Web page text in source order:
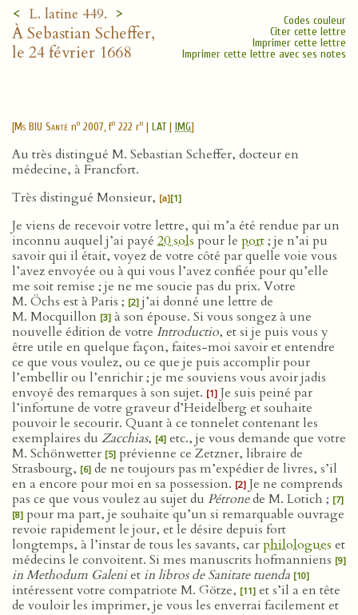
< L. latine 449. >
À Sebastian Scheffer,
le 24 février 1668
Codes couleur
Citer cette lettre
Imprimer cette lettre
Imprimer cette lettre avec ses notes
[Ms BIU Santé no 2007, fo 222 ro | LAT| IMG]
Au très distingué M. Sebastian Scheffer, docteur en
médecine, à Francfort.
Très distingué Monsieur, [a][1]
Je viens de recevoir votre lettre, qui m’a été rendue par un
inconnu auquel j’ai payé 20 sols pour le port; je n’ai pu
savoir qui il était, voyez de votre côté par quelle voie vous
l’avez envoyée ou à qui vous l’avez confiée pour qu’elle
me soit remise ; je ne me soucie pas du prix. Votre
M. Öchs est à Paris ; [2] j’ai donné une lettre de
M. Mocquillon [3] à son épouse. Si vous songez à une
nouvelle édition de votre Introductio, et si je puis vous y
être utile en quelque façon, faites-moi savoir et entendre
ce que vous voulez, ou ce que je puis accomplir pour
l’embellir ou l’enrichir ; je me souviens vous avoir jadis
envoyé des remarques à son sujet. [1] Je suis peiné par
l’infortune de votre graveur d’Heidelberg et souhaite
pouvoir le secourir. Quant à ce tonnelet contenant les
exemplaires du Zacchias, [4] etc., je vous demande que votre
M. Schönwetter [5] prévienne ce Zetzner, libraire de
Strasbourg, [6] de ne toujours pas m’expédier de livres, s’il
en a encore pour moi en sa possession. [2] Je ne comprends
pas ce que vous voulez au sujet du Pétronede M. Lotich ; [7]
[8] pour ma part, je souhaite qu’un si remarquable ouvrage
revoie rapidement le jour, et le désire depuis fort
longtemps, à l’instar de tous les savants, carphilologues et
médecins le convoitent. Si mes manuscrits hofmanniens [9]
in Methodum Galeniet in libros de Sanitate tuenda [10]
intéressent votre compatriote M. Götze, [11] et s’il a en tête
de vouloir les imprimer, je vous les enverrai facilement et